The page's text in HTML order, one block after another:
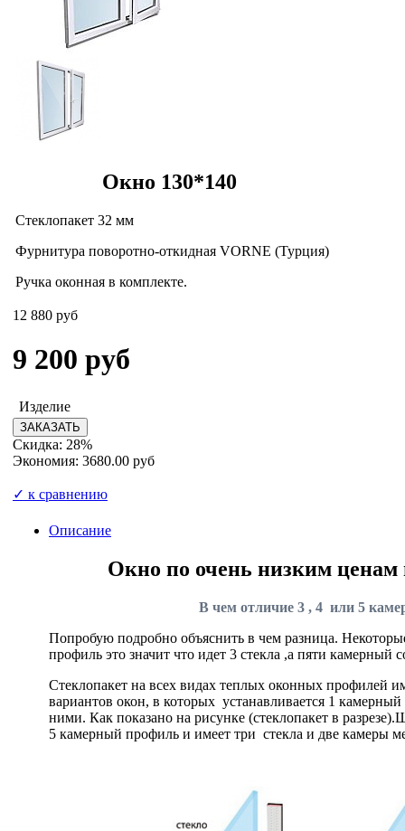
Окно 130*140
Стеклопакет 32 мм
Фурнитура поворотно-откидная VORNE (Турция)
Ручка оконная в комплекте.
12 880 руб
9 200 руб
Изделие
Скидка: 28%
Экономия: 3680.00 руб
✓ к сравнению
Описание
Окно по очень низким ценам
В чем отличие 3 , 4 или 5
Попробую подробно объяснить в чем разница.
профиль это значит что идет 3 стекла ,а пяти камерный
Стеклопакет на всех видах теплых оконных профилей
вариантов окон, в которых устанавливается 1
ними. Как показано на рисунке (стеклопакет в
5 камерный профиль и имеет три стекла и две камеры